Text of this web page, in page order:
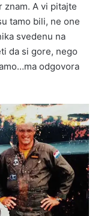
znam. A vi pitajte
tamo bili, ne one
svedenu na
da si gore, nego
odgovora